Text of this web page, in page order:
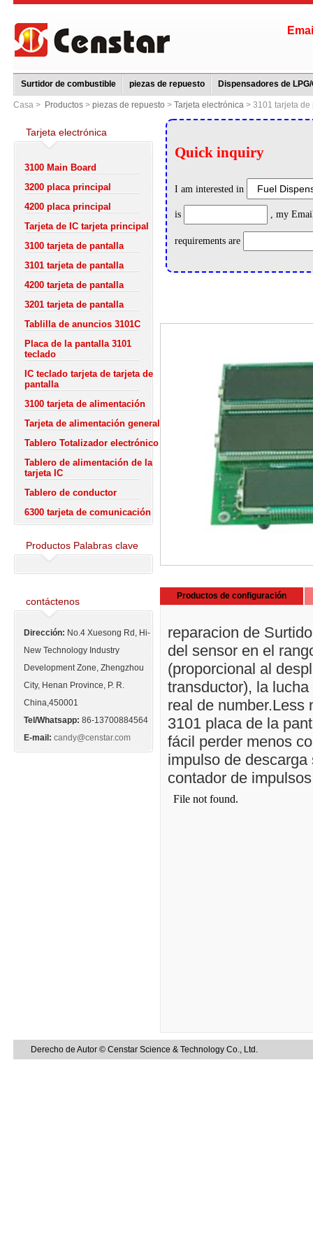
Surtidor de combustible piezas de repuesto Dispensadores de LPG/
Casa > Productos > piezas de repuesto > Tarjeta electrónica > 3101 tarjeta de
Tarjeta electrónica
3100 Main Board
3200 placa principal
4200 placa principal
Tarjeta de IC tarjeta principal
3100 tarjeta de pantalla
3101 tarjeta de pantalla
4200 tarjeta de pantalla
3201 tarjeta de pantalla
Tablilla de anuncios 3101C
Placa de la pantalla 3101
teclado
IC teclado tarjeta de tarjeta de
pantalla
3100 tarjeta de alimentación
Tarjeta de alimentación general
Tablero Totalizador electrónico
Tablero de alimentación de la
tarjeta IC
Tablero de conductor
6300 tarjeta de comunicación
Productos Palabras clave
contáctenos
Dirección: No.4 Xuesong Rd, Hi-
New Technology Industry
Development Zone, Zhengzhou
City, Henan Province, P. R.
China,450001
Tel/Whatsapp: 86-13700884564
E-mail: candy@censtar.com
Productos de configuración
reparacion de
del sensor en el
(proporcional al
transductor), la
real de number.Less
3101 placa de la
fácil perder menos
impulso de
contador de
Derecho de Autor © Censtar Science & Technology Co., Ltd.